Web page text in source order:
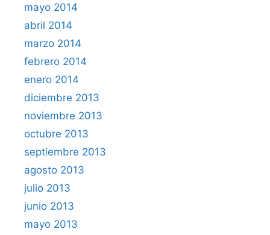
mayo 2014
abril 2014
marzo 2014
febrero 2014
enero 2014
diciembre 2013
noviembre 2013
octubre 2013
septiembre 2013
agosto 2013
julio 2013
junio 2013
mayo 2013